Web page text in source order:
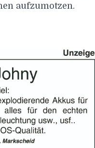
aufzumotzen.